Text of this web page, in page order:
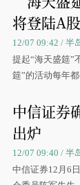
将登陆A股
12/07 09:42 / 半
提起“海天盛筵”
筵”的活动每年
中信证券
出炉
12/07 09:40 / 半
中信证券12月6